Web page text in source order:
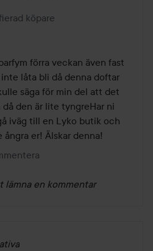
köpare
förra veckan även fast
inte låta bli då denna doftar
säga för min del att det
då den är lite tyngreHar ni
iväg till en Lyko butik och
er! Älskar denna!
lämna en kommentar